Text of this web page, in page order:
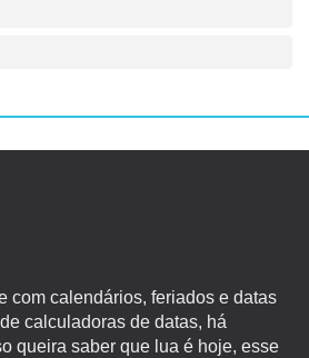
com calendários, feriados e datas
calculadoras de datas, há
queira saber que lua é hoje, esse